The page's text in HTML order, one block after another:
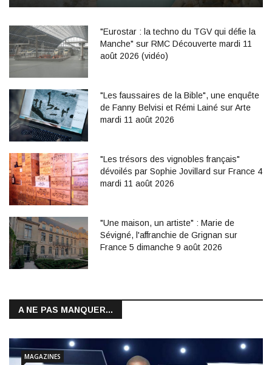
"Eurostar : la techno du TGV qui défie la
Manche" sur RMC Découverte mardi 11
août 2026 (vidéo)
"Les faussaires de la Bible", une enquête
de Fanny Belvisi et Rémi Lainé sur Arte
mardi 11 août 2026
"Les trésors des vignobles français"
dévoilés par Sophie Jovillard sur France 4
mardi 11 août 2026
"Une maison, un artiste" : Marie de
Sévigné, l'affranchie de Grignan sur
France 5 dimanche 9 août 2026
A NE PAS MANQUER...
MAGAZINES